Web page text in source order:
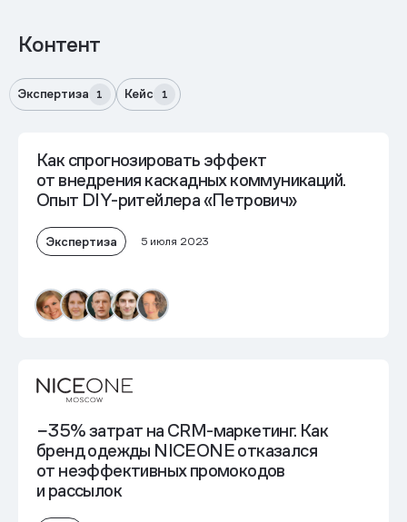
Контент
Экспертиза 1 Кейс 1
Как спрогнозировать эффект
от внедрения каскадных коммуникаций.
Опыт DIY-ритейлера «Петрович»
Экспертиза 5 июля 2023
−35% затрат на CRM-маркетинг. Как
бренд одежды NICEONEотказался
от неэффективных промокодов
и рассылок